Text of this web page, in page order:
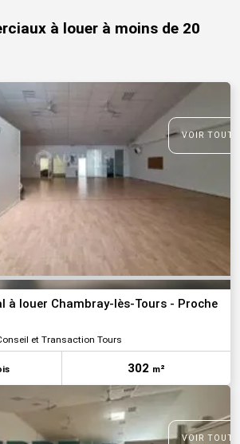
à louer à moins de 20
VOIR
à louer Chambray-lès-Tours - Proche
et Transaction Tours
302 m²
VOIR